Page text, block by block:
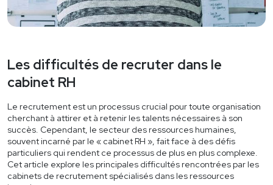
Industrie Ferroviaire
Industrie Automobile
Industrie Microélectronique
Pourquoi Solve
À propos
Les difficultés de recruter dans le
cabinet RH
Le recrutement est un processus crucial pour toute organisation
cherchant à attirer et à retenir les talents nécessaires à son
succès. Cependant, le secteur des ressources humaines,
souvent incarné par le « cabinet RH », fait face à des défis
particuliers qui rendent ce processus de plus en plus complexe.
Cet article explore les principales difficultés rencontrées par les
cabinets de recrutement spécialisés dans les ressources